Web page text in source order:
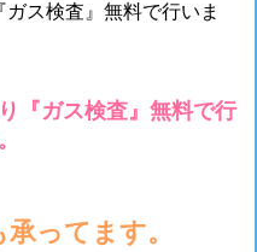
ス検査』無料で行いま
『ガス検査』無料で行
ってます。